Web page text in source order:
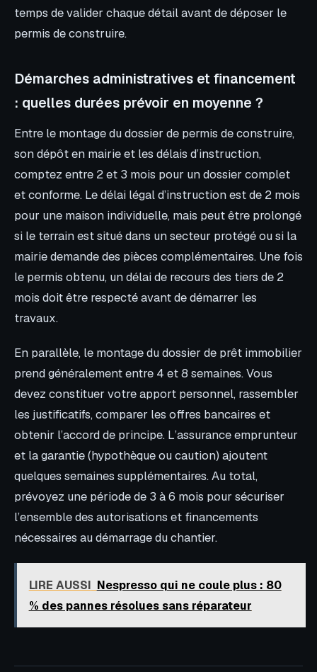
temps de valider chaque détail avant de déposer le
permis de construire.
Démarches administratives et financement
: quelles durées prévoir en moyenne ?
Entre le montage du dossier de permis de construire,
son dépôt en mairie et les délais d’instruction,
comptez entre 2 et 3 mois pour un dossier complet
et conforme. Le délai légal d’instruction est de 2 mois
pour une maison individuelle, mais peut être prolongé
si le terrain est situé dans un secteur protégé ou si la
mairie demande des pièces complémentaires. Une fois
le permis obtenu, un délai de recours des tiers de 2
mois doit être respecté avant de démarrer les
travaux.
En parallèle, le montage du dossier de prêt immobilier
prend généralement entre 4 et 8 semaines. Vous
devez constituer votre apport personnel, rassembler
les justificatifs, comparer les offres bancaires et
obtenir l’accord de principe. L’assurance emprunteur
et la garantie (hypothèque ou caution) ajoutent
quelques semaines supplémentaires. Au total,
prévoyez une période de 3 à 6 mois pour sécuriser
l’ensemble des autorisations et financements
nécessaires au démarrage du chantier.
LIRE AUSSI Nespresso qui ne coule plus : 80
% des pannes résolues sans réparateur